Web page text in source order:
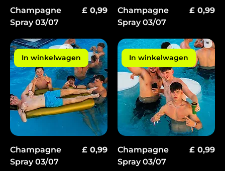
Champagne
Spray 03/07
Prijs
£ 0,99
Champagne
Spray 03/07
Prijs
£ 0,99
In winkelwagen
Champagne
Spray 03/07
Prijs
£ 0,99
In winkelwagen
Champagne
Spray 03/07
Prijs
£ 0,99